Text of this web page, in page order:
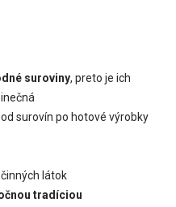
suroviny, preto je ich
od surovín po hotové výrobky
látok
tradíciou